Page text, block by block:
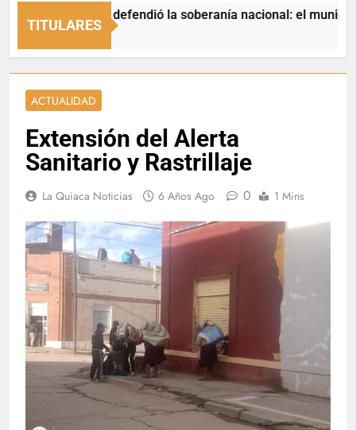
TITULARES
La Quiaca defendió la soberanía nacional: el municipio
4 Horas Ago
ACTUALIDAD
Extensión del Alerta
Sanitario y Rastrillaje
La Quiaca Noticias 6 Años Ago 0 1 Mins